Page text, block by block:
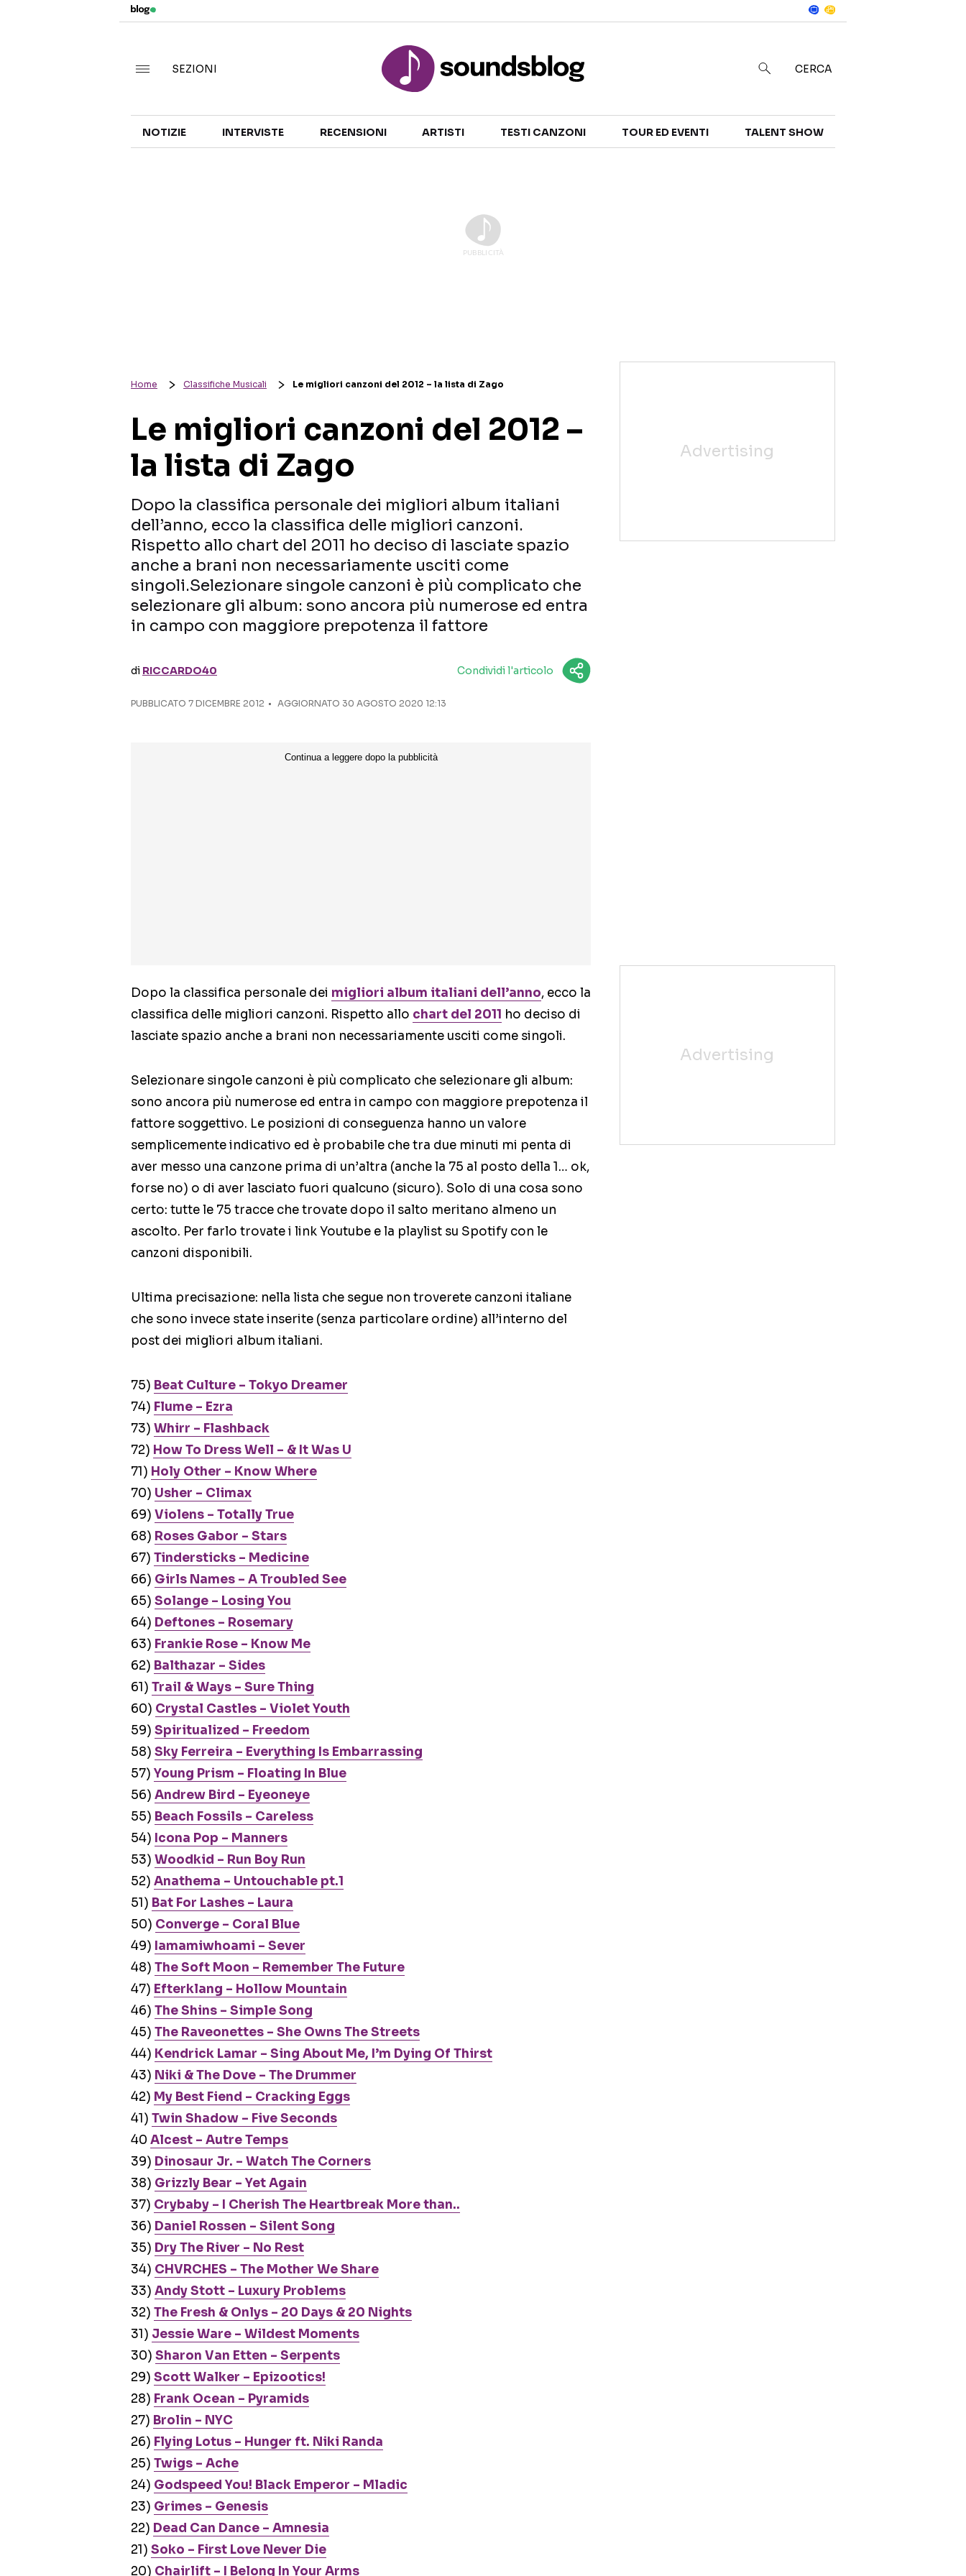
TALENT SHOW
SEZIONI CERCA
NOTIZIE INTERVISTE RECENSIONI ARTISTI TESTI CANZONI TOUR ED EVENTI TALENT SHOW
Home Classifiche Musicali Le migliori canzoni del 2012 – la lista di Zago
Le migliori canzoni del 2012 –
la lista di Zago
Dopo la classifica personale dei migliori album italiani
dell’anno, ecco la classifica delle migliori canzoni.
Rispetto allo chart del 2011 ho deciso di lasciate spazio
anche a brani non necessariamente usciti come
singoli.Selezionare singole canzoni è più complicato che
selezionare gli album: sono ancora più numerose ed entra
in campo con maggiore prepotenza il fattore
di RICCARDO40 Condividi l'articolo
PUBBLICATO 7 DICEMBRE 2012 AGGIORNATO 30 AGOSTO 2020 12:13
Dopo la classifica personale dei migliori album italiani dell’anno, ecco la
classifica delle migliori canzoni. Rispetto allo chart del 2011 ho deciso di
lasciate spazio anche a brani non necessariamente usciti come singoli.
Selezionare singole canzoni è più complicato che selezionare gli album:
sono ancora più numerose ed entra in campo con maggiore prepotenza il
fattore soggettivo. Le posizioni di conseguenza hanno un valore
semplicemente indicativo ed è probabile che tra due minuti mi penta di
aver messo una canzone prima di un’altra (anche la 75 al posto della 1… ok,
forse no) o di aver lasciato fuori qualcuno (sicuro). Solo di una cosa sono
certo: tutte le 75 tracce che trovate dopo il salto meritano almeno un
ascolto. Per farlo trovate i link Youtube e la playlist su Spotify con le
canzoni disponibili.
Ultima precisazione: nella lista che segue non troverete canzoni italiane
che sono invece state inserite (senza particolare ordine) all’interno del
post dei migliori album italiani.
75) Beat Culture – Tokyo Dreamer
74) Flume – Ezra
73) Whirr – Flashback
72) How To Dress Well – & It Was U
71) Holy Other – Know Where
70) Usher – Climax
69) Violens – Totally True
68) Roses Gabor – Stars
67) Tindersticks – Medicine
66) Girls Names – A Troubled See
65) Solange – Losing You
64) Deftones – Rosemary
63) Frankie Rose – Know Me
62) Balthazar – Sides
61) Trail & Ways – Sure Thing
60) Crystal Castles – Violet Youth
59) Spiritualized – Freedom
58) Sky Ferreira – Everything Is Embarrassing
57) Young Prism – Floating In Blue
56) Andrew Bird – Eyeoneye
55) Beach Fossils – Careless
54) Icona Pop – Manners
53) Woodkid – Run Boy Run
52) Anathema – Untouchable pt.1
51) Bat For Lashes – Laura
50) Converge – Coral Blue
49) Iamamiwhoami – Sever
48) The Soft Moon – Remember The Future
47) Efterklang – Hollow Mountain
46) The Shins – Simple Song
45) The Raveonettes – She Owns The Streets
44) Kendrick Lamar – Sing About Me, I’m Dying Of Thirst
43) Niki & The Dove – The Drummer
42) My Best Fiend – Cracking Eggs
41) Twin Shadow – Five Seconds
40 Alcest – Autre Temps
39) Dinosaur Jr. – Watch The Corners
38) Grizzly Bear – Yet Again
37) Crybaby – I Cherish The Heartbreak More than..
36) Daniel Rossen – Silent Song
35) Dry The River – No Rest
34) CHVRCHES – The Mother We Share
33) Andy Stott – Luxury Problems
32) The Fresh & Onlys – 20 Days & 20 Nights
31) Jessie Ware – Wildest Moments
30) Sharon Van Etten – Serpents
29) Scott Walker – Epizootics!
28) Frank Ocean – Pyramids
27) Brolin – NYC
26) Flying Lotus – Hunger ft. Niki Randa
25) Twigs – Ache
24) Godspeed You! Black Emperor – Mladic
23) Grimes – Genesis
22) Dead Can Dance – Amnesia
21) Soko – First Love Never Die
20) Chairlift – I Belong In Your Arms